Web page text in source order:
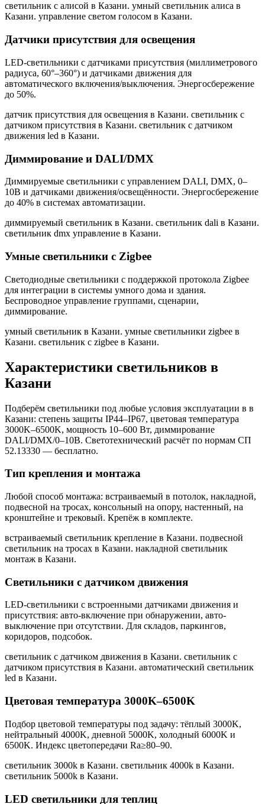
светильник с алисой в Казани. умный светильник алиса в
Казани. управление светом голосом в Казани.
Датчики присутствия для освещения
LED-светильники с датчиками присутствия (миллиметрового
радиуса, 60°–360°) и датчиками движения для
автоматического включения/выключения. Энергосбережение
до 50%.
датчик присутствия для освещения в Казани. светильник с
датчиком присутствия в Казани. светильник с датчиком
движения led в Казани.
Диммирование и DALI/DMX
Диммируемые светильники с управлением DALI, DMX, 0–
10В и датчиками движения/освещённости. Энергосбережение
до 40% в системах автоматизации.
диммируемый светильник в Казани. светильник dali в Казани.
светильник dmx управление в Казани.
Умные светильники с Zigbee
Светодиодные светильники с поддержкой протокола Zigbee
для интеграции в системы умного дома и здания.
Беспроводное управление группами, сценарии,
диммирование.
умный светильник в Казани. умные светильники zigbee в
Казани. светильник с zigbee в Казани.
Характеристики светильников в
Казани
Подберём светильники под любые условия эксплуатации в в
Казани: степень защиты IP44–IP67, цветовая температура
3000K–6500K, мощность 10–600 Вт, диммирование
DALI/DMX/0–10В. Светотехнический расчёт по нормам СП
52.13330 — бесплатно.
Тип крепления и монтажа
Любой способ монтажа: встраиваемый в потолок, накладной,
подвесной на тросах, консольный на опору, настенный, на
кронштейне и трековый. Крепёж в комплекте.
встраиваемый светильник крепление в Казани. подвесной
светильник на тросах в Казани. накладной светильник
монтаж в Казани.
Светильники с датчиком движения
LED-светильники с встроенными датчиками движения и
присутствия: авто-включение при обнаружении, авто-
выключение при отсутствии. Для складов, паркингов,
коридоров, подсобок.
светильник с датчиком движения в Казани. светильник с
датчиком присутствия в Казани. автоматический светильник
led в Казани.
Цветовая температура 3000K–6500K
Подбор цветовой температуры под задачу: тёплый 3000K,
нейтральный 4000K, дневной 5000K, холодный 6000K и
6500K. Индекс цветопередачи Ra≥80–90.
светильник 3000k в Казани. светильник 4000k в Казани.
светильник 5000k в Казани.
LED светильники для теплиц